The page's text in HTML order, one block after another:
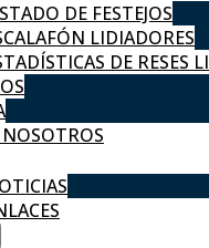
DE FESTEJOS
LIDIADORES
DE RESES